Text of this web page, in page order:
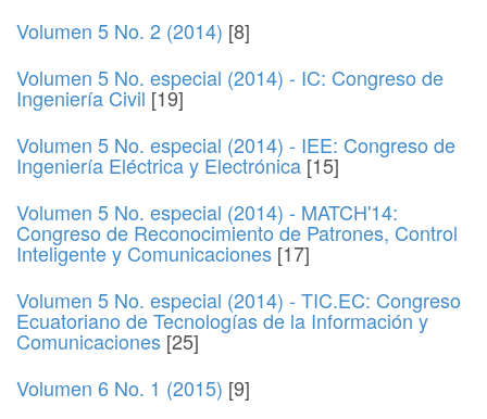
Volumen 5 No. 2 (2014) [8]
Volumen 5 No. especial (2014) - IC: Congreso de
Ingeniería Civil [19]
Volumen 5 No. especial (2014) - IEE: Congreso de
Ingeniería Eléctrica y Electrónica [15]
Volumen 5 No. especial (2014) - MATCH'14:
Congreso de Reconocimiento de Patrones, Control
Inteligente y Comunicaciones [17]
Volumen 5 No. especial (2014) - TIC.EC: Congreso
Ecuatoriano de Tecnologías de la Información y
Comunicaciones [25]
Volumen 6 No. 1 (2015) [9]